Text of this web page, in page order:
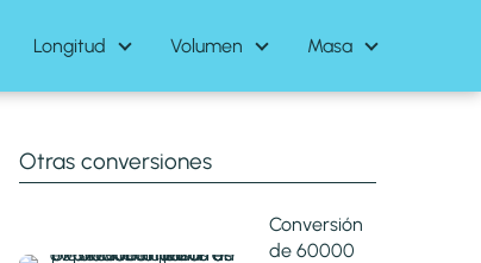
Longitud Volumen Masa
Otras conversiones
Conversión
de 60000